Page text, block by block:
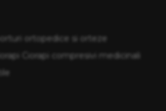
ortopedice si orteze
Ciorapi compresivi medicinali